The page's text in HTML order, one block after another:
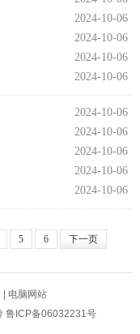
2024-10-06
2024-10-06
2024-10-06
2024-10-06
2024-10-06
2024-10-06
2024-10-06
2024-10-06
2024-10-06
5 6 下一页
电脑网站
鲁ICP备06032231号